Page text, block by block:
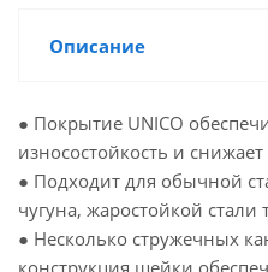
Описание
● Покрытие UNICO
износостойкость и
● Подходит для обычной
чугуна, жаростойкой стали
● Несколько стружечных
конструкция шейки